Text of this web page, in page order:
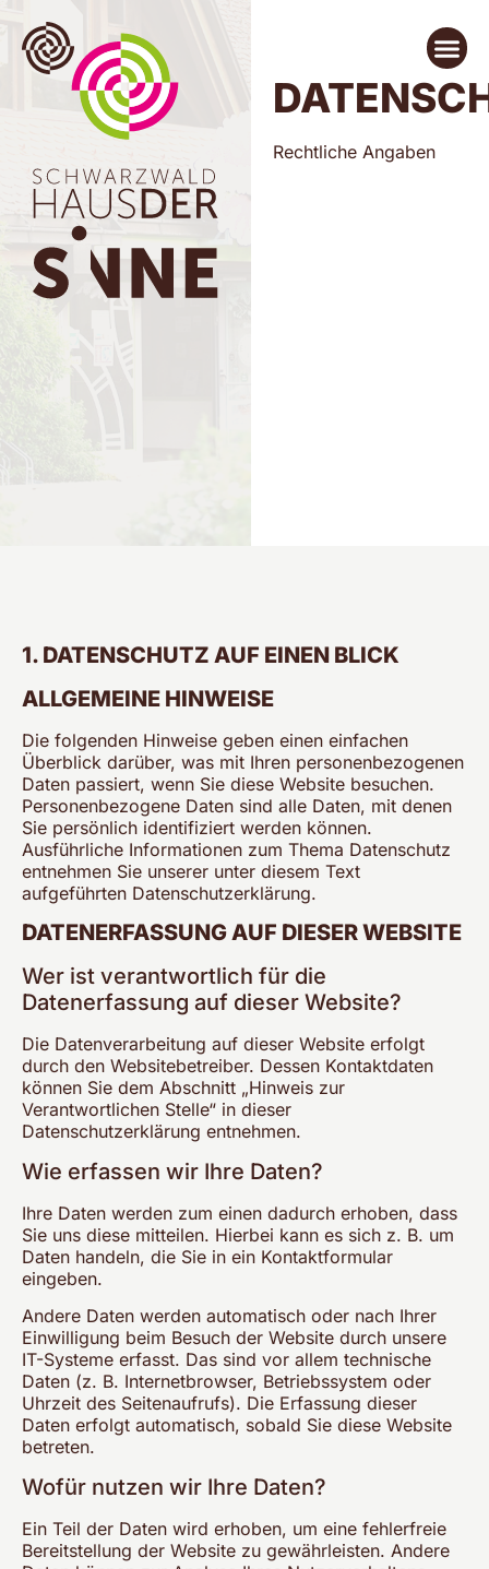
Rechtliche Angaben
1. DATENSCHUTZ AUF EINEN BLICK
ALLGEMEINE HINWEISE
Die folgenden Hinweise geben einen einfachen
Überblick darüber, was mit Ihren personenbezogenen
Daten passiert, wenn Sie diese Website besuchen.
Personenbezogene Daten sind alle Daten, mit denen
Sie persönlich identifiziert werden können.
Ausführliche Informationen zum Thema Datenschutz
entnehmen Sie unserer unter diesem Text
aufgeführten Datenschutzerklärung.
DATENERFASSUNG AUF DIESER WEBSITE
Wer ist verantwortlich für die
Datenerfassung auf dieser Website?
Die Datenverarbeitung auf dieser Website erfolgt
durch den Websitebetreiber. Dessen Kontaktdaten
können Sie dem Abschnitt „Hinweis zur
Verantwortlichen Stelle“ in dieser
Datenschutzerklärung entnehmen.
Wie erfassen wir Ihre Daten?
Ihre Daten werden zum einen dadurch erhoben, dass
Sie uns diese mitteilen. Hierbei kann es sich z. B. um
Daten handeln, die Sie in ein Kontaktformular
eingeben.
Andere Daten werden automatisch oder nach Ihrer
Einwilligung beim Besuch der Website durch unsere
IT-Systeme erfasst. Das sind vor allem technische
Daten (z. B. Internetbrowser, Betriebssystem oder
Uhrzeit des Seitenaufrufs). Die Erfassung dieser
Daten erfolgt automatisch, sobald Sie diese Website
betreten.
Wofür nutzen wir Ihre Daten?
Ein Teil der Daten wird erhoben, um eine fehlerfreie
Bereitstellung der Website zu gewährleisten. Andere